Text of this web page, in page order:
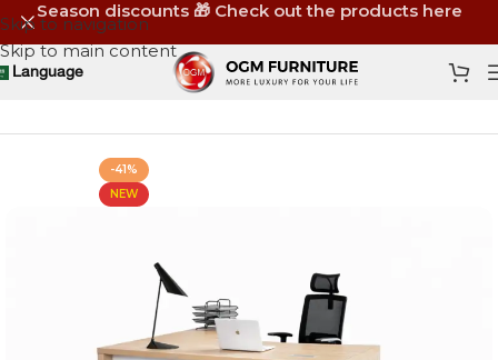
Skip to navigation
Skip to main content
Season discounts 🎁 Check out the products here
Language
Home Shop Office Furniture Managers Desks
-41%
NEW